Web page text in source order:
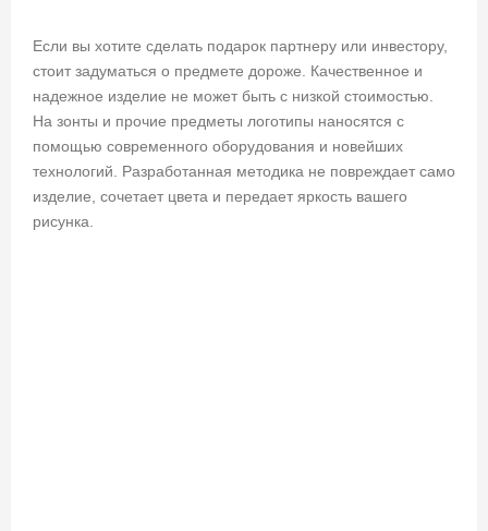
Если вы хотите сделать подарок партнеру или инвестору,
стоит задуматься о предмете дороже. Качественное и
надежное изделие не может быть с низкой стоимостью.
На зонты и прочие предметы логотипы наносятся с
помощью современного оборудования и новейших
технологий. Разработанная методика не повреждает само
изделие, сочетает цвета и передает яркость вашего
рисунка.